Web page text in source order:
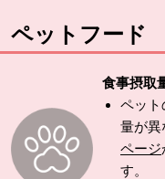
ペットフード
食事摂取
ペット
量が異
ページ
す。